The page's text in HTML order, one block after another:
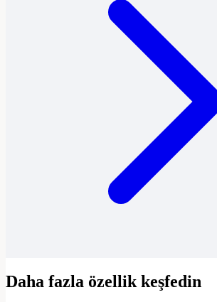
Daha fazla özellik keşfedin